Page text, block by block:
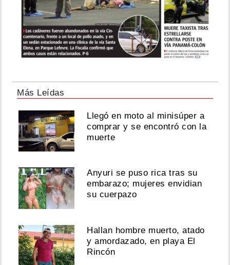
Más Leídas
Llegó en moto al minisúper a
comprar y se encontró con la
muerte
Anyuri se puso rica tras su
embarazo; mujeres envidian
su cuerpazo
Hallan hombre muerto, atado
y amordazado, en playa El
Rincón